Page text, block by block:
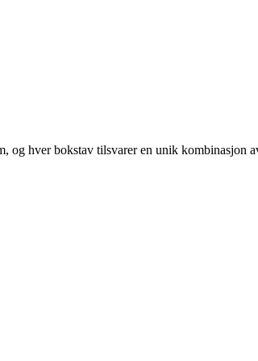
hver bokstav tilsvarer en unik kombinasjon